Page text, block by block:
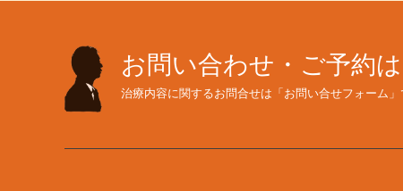
お問い合わせ・ご予約
治療内容に関するお問合せは「お問い合せフォーム」